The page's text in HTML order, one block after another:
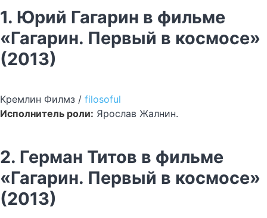
1. Юрий Гагарин в фильме
«Гагарин. Первый в космосе»
(2013)
Кремлин Филмз / filosoful
Исполнитель роли: Ярослав Жалнин.
2. Герман Титов в фильме
«Гагарин. Первый в космосе»
(2013)